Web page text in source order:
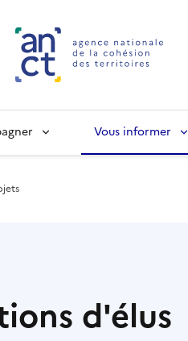
Vous informer
d'élus